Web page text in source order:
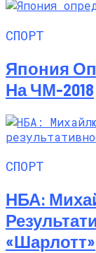
СПОРТ
Япония
На ЧМ-2018
СПОРТ
НБА:
«Шарлотт»